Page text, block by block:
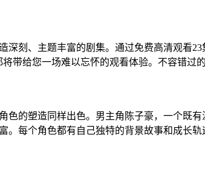
深刻、主题丰富的剧集。通过免费高清观看
带给您一场难以忘怀的观看体验。不容错过
色的塑造同样出色。男主角陈子豪，一个既
。每个角色都有自己独特的背景故事和成长